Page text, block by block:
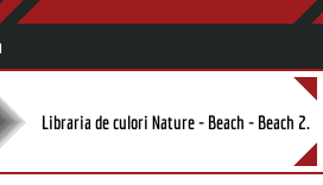
Libraria de culori Nature - Beach - Beach 2.